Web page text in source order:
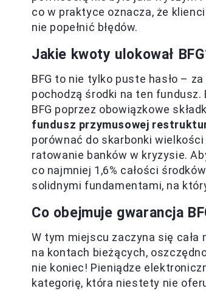
co w praktyce oznacza, że
nie popełnić błędów.
Jakie kwoty ulokował
BFG to nie tylko puste hasło –
pochodzą środki na ten fundusz.
BFG poprzez obowiązkowe
fundusz przymusowej
porównać do skarbonki
ratowanie banków w kryzysie.
co najmniej 1,6% całości
solidnymi fundamentami, na
Co obejmuje gwarancja
W tym miejscu zaczyna się cała
na kontach bieżących,
nie koniec! Pieniądze
kategorię, która niestety nie